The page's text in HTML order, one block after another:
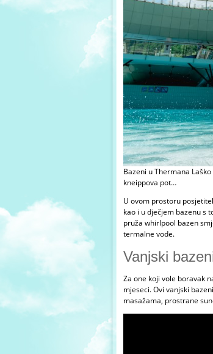
Bazeni u Thermana
kneippova pot…
U ovom prostoru
kao i u dječjem bazenu s
pruža whirlpool bazen
termalne vode.
Vanjski
Za one koji vole boravak
mjeseci. Ovi vanjski
masažama, prostrane